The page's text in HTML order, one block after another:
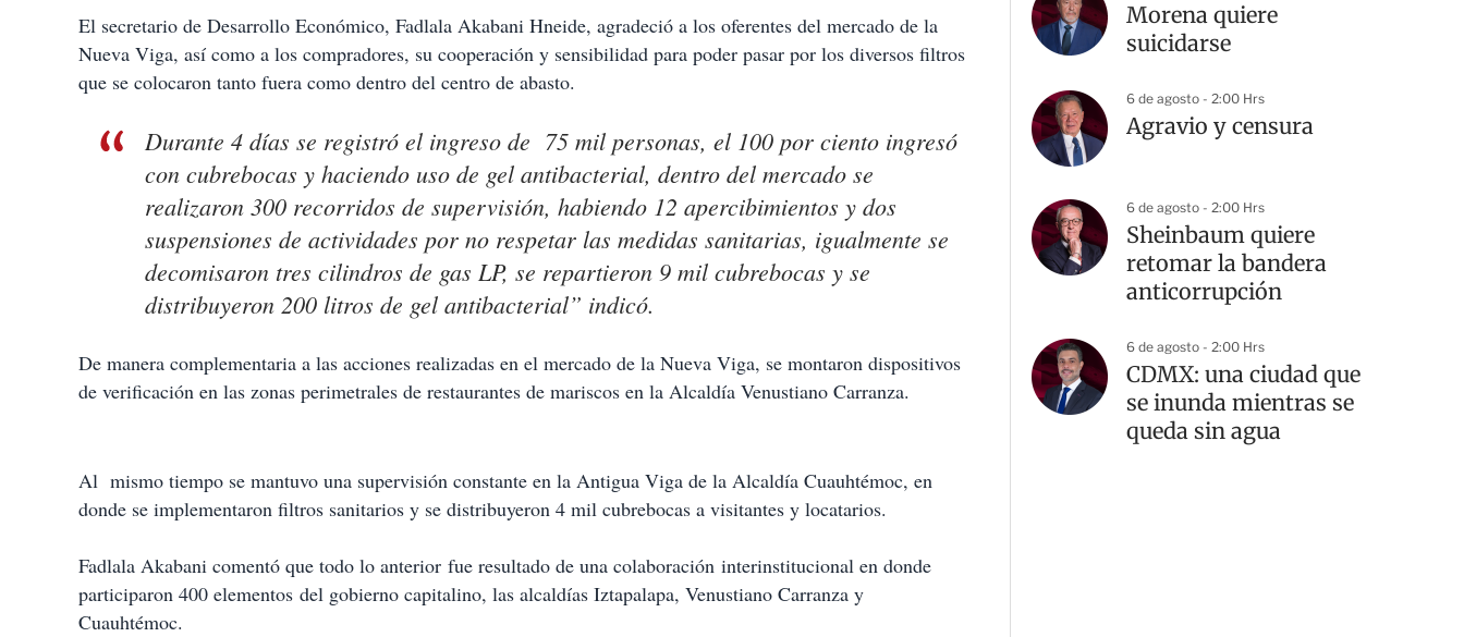
El secretario de Desarrollo Económico, Fadlala Akabani Hneide, agradeció a los oferentes del mercado de la
Nueva Viga, así como a los compradores, su cooperación y sensibilidad para poder pasar por los diversos filtros
que se colocaron tanto fuera como dentro del centro de abasto.
Durante 4 días se registró el ingreso de 75 mil personas, el 100 por ciento ingresó
con cubrebocas y haciendo uso de gel antibacterial, dentro del mercado se
realizaron 300 recorridos de supervisión, habiendo 12 apercibimientos y dos
suspensiones de actividades por no respetar las medidas sanitarias, igualmente se
decomisaron tres cilindros de gas LP, se repartieron 9 mil cubrebocas y se
distribuyeron 200 litros de gel antibacterial” indicó.
De manera complementaria a las acciones realizadas en el mercado de la Nueva Viga, se montaron dispositivos
de verificación en las zonas perimetrales de restaurantes de mariscos en la Alcaldía Venustiano Carranza.
Al mismo tiempo se mantuvo una supervisión constante en la Antigua Viga de la Alcaldía Cuauhtémoc, en
donde se implementaron filtros sanitarios y se distribuyeron 4 mil cubrebocas a visitantes y locatarios.
Fadlala Akabani comentó que todo lo anterior fue resultado de una colaboración interinstitucional en donde
participaron 400 elementos del gobierno capitalino, las alcaldías Iztapalapa, Venustiano Carranza y
Cuauhtémoc.
Morena quiere
suicidarse
6 de agosto - 2:00 Hrs
Agravio y censura
6 de agosto - 2:00 Hrs
Sheinbaum quiere
retomar la bandera
anticorrupción
6 de agosto - 2:00 Hrs
CDMX: una ciudad que
se inunda mientras se
queda sin agua